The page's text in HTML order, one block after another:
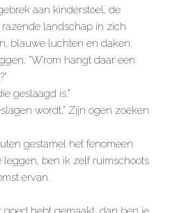
aan kinderstoel, de
landschap in zich
blauwe luchten en daken.
“W’rom hangt daar een
geslaagd is.”
wordt.” Zijn ogen zoeken
gestamel het fenomeen
ben ik zelf ruimschoots
ervan.